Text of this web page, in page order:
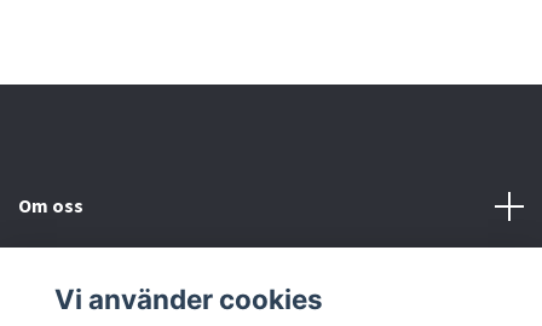
Om oss
Vi använder cookies